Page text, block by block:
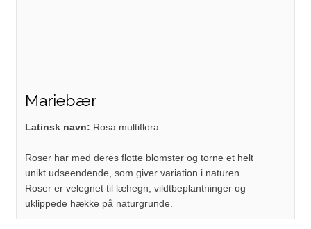
Mariebær
Latinsk navn: Rosa multiflora
Roser har med deres flotte blomster og torne et helt
unikt udseendende, som giver variation i naturen.
Roser er velegnet til læhegn, vildtbeplantninger og
uklippede hække på naturgrunde.